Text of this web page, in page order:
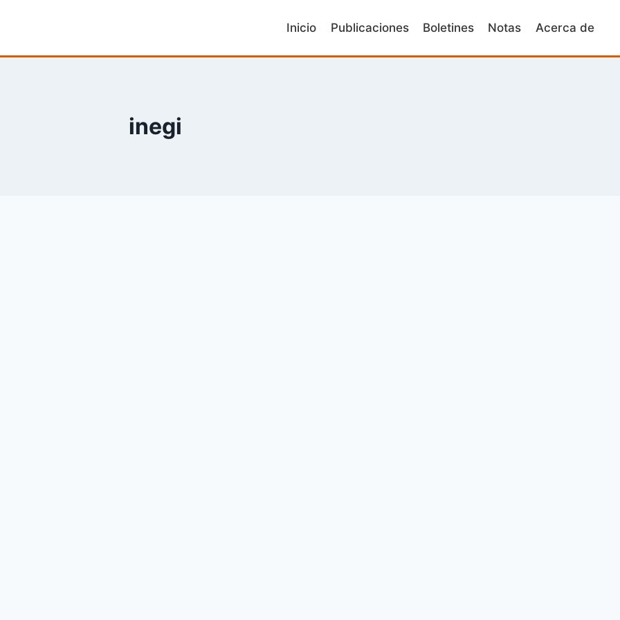
Inicio Publicaciones Boletines Notas Acerca de
inegi